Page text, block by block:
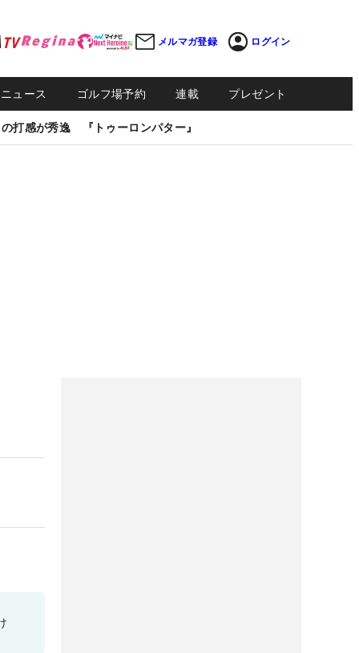
メルマガ登録 ログイン
ュース ゴルフ場予約 連載 プレゼント
打感が秀逸 『トゥーロンパター』